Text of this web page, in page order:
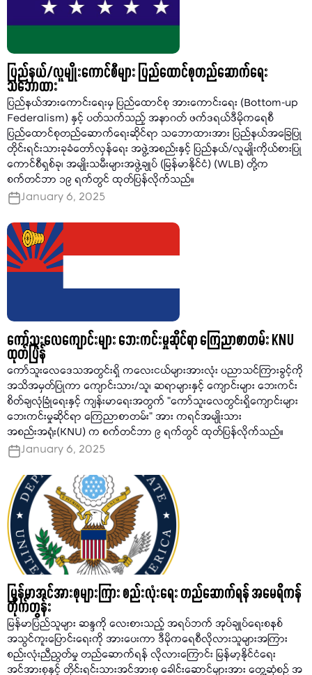
ပြည်နယ်/လူမျိုးကောင်စီများ ပြည်ထောင်စုတည်ဆောက်ရေး
သဘောထား
ပြည်နယ်အားကောင်းရေးမှ ပြည်ထောင်စု အားကောင်းရေး (Bottom-up
Federalism) နှင့် ပတ်သက်သည့် အနာဂတ် ဖက်ဒရယ်ဒီမိုကရေစီ
ပြည်ထောင်စုတည်ဆောက်ရေးဆိုင်ရာ သဘောထားအား ပြည်နယ်အခြေပြု
တိုင်းရင်းသားခုခံတော်လှန်ရေး အဖွဲ့အစည်းနှင့် ပြည်နယ်/လူမျိုးကိုယ်စားပြု
ကောင်စီရှစ်ခု၊ အမျိုးသမီးများအဖွဲ့ချုပ် (မြန်မာနိုင်ငံ) (WLB) တို့က
စက်တင်ဘာ ၁၉ ရက်တွင် ထုတ်ပြန်လိုက်သည်။
January 6, 2025
ကော်သူးလေကျောင်းများ ဘေးကင်းမှုဆိုင်ရာ ကြေညာစာတမ်း KNU
ထုတ်ပြန်
ကော်သူးလေဒေသအတွင်းရှိ ကလေးငယ်များအားလုံး ပညာသင်ကြားခွင့်ကို
အသိအမှတ်ပြုကာ ကျောင်းသား/သူ၊ ဆရာများနှင့် ကျောင်းများ ဘေးကင်း
စိတ်ချလုံခြုံရေးနှင့် ကျန်းမာရေးအတွက် "ကော်သူးလေတွင်းရှိကျောင်းများ
ဘေးကင်းမှုဆိုင်ရာ ကြေညာစာတမ်း" အား ကရင်အမျိုးသား
အစည်းအရုံး(KNU) က စက်တင်ဘာ ၉ ရက်တွင် ထုတ်ပြန်လိုက်သည်။
January 6, 2025
မြန်မာအင်အားစုများကြား စည်းလုံးရေး တည်ဆောက်ရန် အမေရိကန်
တိုက်တွန်း
မြန်မာပြည်သူများ ဆန္ဒကို လေးစားသည့် အရပ်ဘက် အုပ်ချုပ်ရေးစနစ်
အသွင်ကူးပြောင်းရေးကို အားပေးကာ ဒီမိုကရေစီလိုလားသူများအကြား
စည်းလုံးညီညွတ်မှု တည်ဆောက်ရန် လိုလားကြောင်း မြန်မာ့နိုင်ငံရေး
အင်အားစုနှင့် တိုင်းရင်းသားအင်အားစု ခေါင်းဆောင်များအား တွေ့ဆုံစဉ် အ